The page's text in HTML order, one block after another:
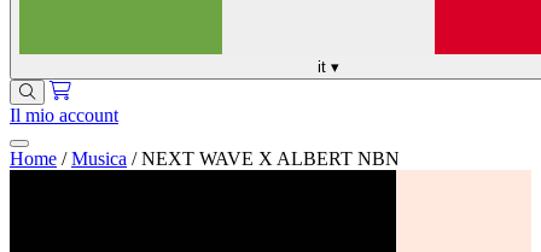
it ▾
Il mio account
Home / Musica / NEXT WAVE X ALBERT NBN